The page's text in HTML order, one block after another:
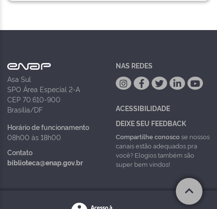
Asa Sul
SPO Área Especial 2-A
CEP 70.610-900
Brasília/DF
Horário de funcionamento
08h00 às 18h00
Contato
biblioteca@enap.gov.br
NAS REDES
ACESSIBILIDADE
DEIXE SEU FEEDBACK
Compartilhe conoscose nossos
canais estão adequados pra
você? Elogios também são
super bem vindos!